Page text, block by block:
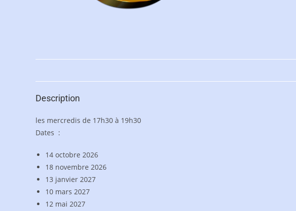
Description
les mercredis de 17h30 à 19h30
Dates :
14 octobre 2026
18 novembre 2026
13 janvier 2027
10 mars 2027
12 mai 2027